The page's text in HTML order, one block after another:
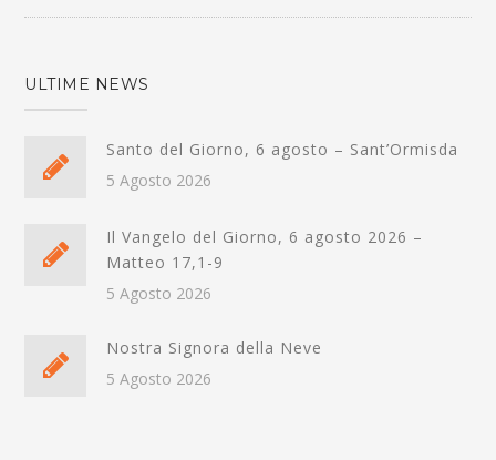
ULTIME NEWS
Santo del Giorno, 6 agosto – Sant’Ormisda
5 Agosto 2026
Il Vangelo del Giorno, 6 agosto 2026 –
Matteo 17,1-9
5 Agosto 2026
Nostra Signora della Neve
5 Agosto 2026